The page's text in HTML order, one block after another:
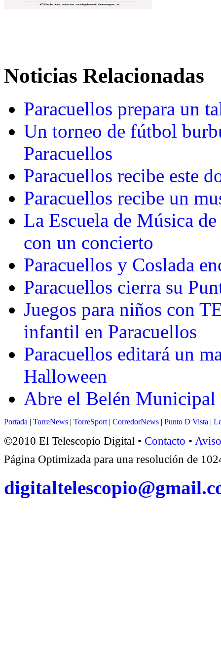
Noticias Relacionadas
Paracuellos prepara un
Un torneo de fútbol
Paracuellos
Paracuellos recibe este
Paracuellos recibe un
La Escuela de Música
con un concierto
Paracuellos y Coslada
Paracuellos cierra su
Juegos para niños con
infantil en Paracuellos
Paracuellos editará un
Halloween
Abre el Belén Municipal
Portada | TorreNews | TorreSport | CorredorNews | Punto D Vista |
©2010 El Telescopio Digital • Contacto •
Página Optimizada para una resolución de